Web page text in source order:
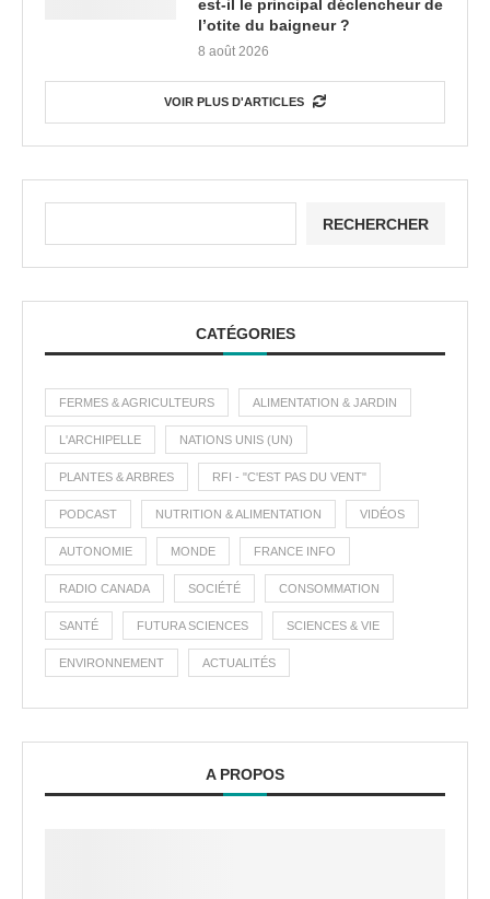
est-il le principal déclencheur de
l’otite du baigneur ?
8 août 2026
VOIR PLUS D'ARTICLES
RECHERCHER
CATÉGORIES
FERMES & AGRICULTEURS ALIMENTATION & JARDIN
L'ARCHIPELLE NATIONS UNIS (UN)
PLANTES & ARBRES RFI - "C'EST PAS DU VENT"
PODCAST NUTRITION & ALIMENTATION VIDÉOS
AUTONOMIE MONDE FRANCE INFO
RADIO CANADA SOCIÉTÉ CONSOMMATION
SANTÉ FUTURA SCIENCES SCIENCES & VIE
ENVIRONNEMENT ACTUALITÉS
A PROPOS